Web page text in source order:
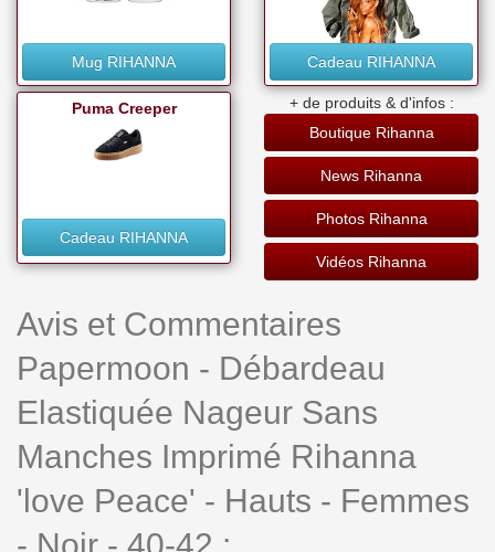
Mug RIHANNA Cadeau RIHANNA
Puma Creeper
Cadeau RIHANNA
+ de produits & d'infos :
Boutique Rihanna
News Rihanna
Photos Rihanna
Vidéos Rihanna
Avis et Commentaires
Papermoon - Débardeau
Elastiquée Nageur Sans
Manches Imprimé Rihanna
'love Peace' - Hauts - Femmes